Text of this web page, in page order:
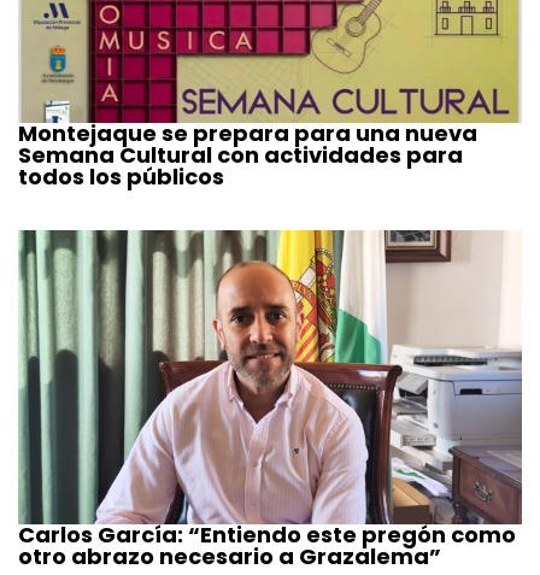
Montejaque se prepara para una nueva
Semana Cultural con actividades para
todos los públicos
Carlos García: “Entiendo este pregón como
otro abrazo necesario a Grazalema”